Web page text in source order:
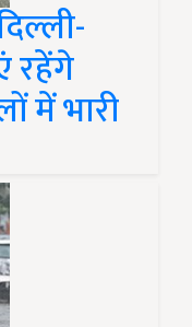
रहेंगे
में भारी